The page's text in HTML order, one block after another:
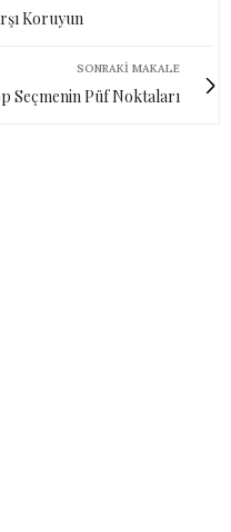
Koruyun
SONRAKI MAKALE
Seçmenin Püf Noktaları